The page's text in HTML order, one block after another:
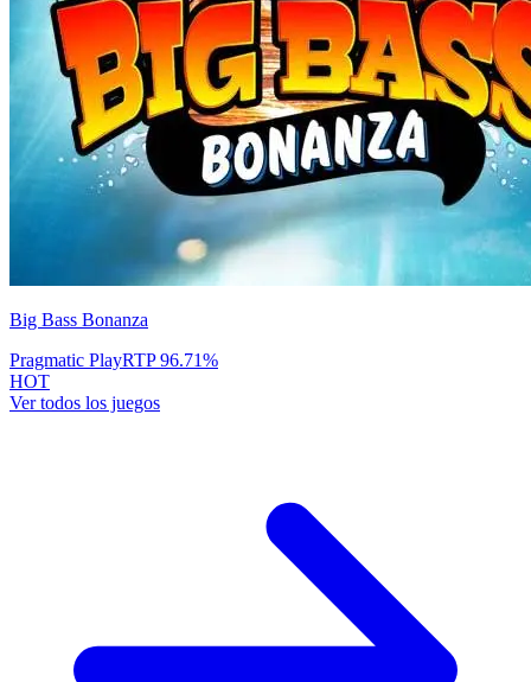
Big Bass Bonanza
Pragmatic PlayRTP96.71%
HOT
Ver todos los juegos